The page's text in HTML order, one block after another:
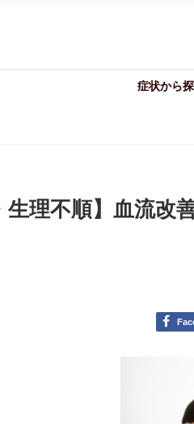
症状から
生理不順】血流